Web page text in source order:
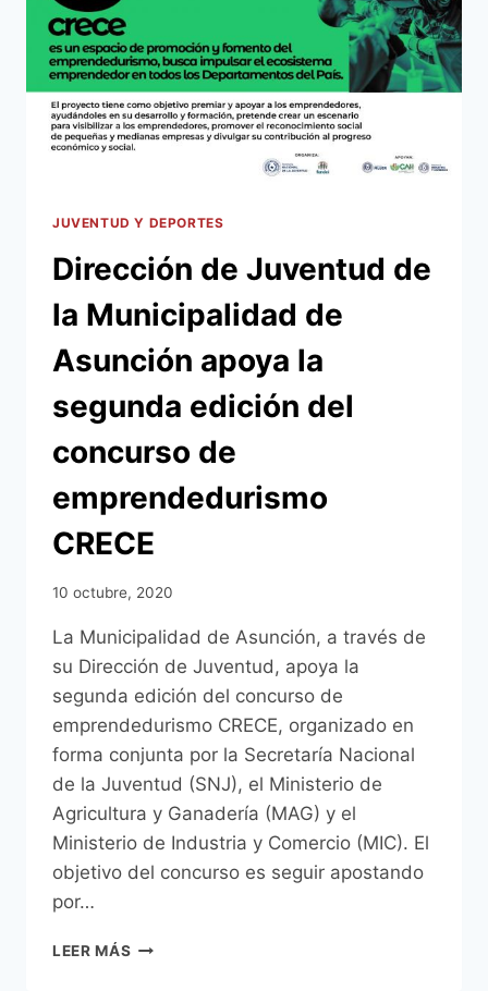
DE
LA
MUNICIPALIDAD
DE
ASUNCIÓN
JUVENTUD Y DEPORTES
Dirección de Juventud de
la Municipalidad de
Asunción apoya la
segunda edición del
concurso de
emprendedurismo
CRECE
10 octubre, 2020
La Municipalidad de Asunción, a través de
su Dirección de Juventud, apoya la
segunda edición del concurso de
emprendedurismo CRECE, organizado en
forma conjunta por la Secretaría Nacional
de la Juventud (SNJ), el Ministerio de
Agricultura y Ganadería (MAG) y el
Ministerio de Industria y Comercio (MIC). El
objetivo del concurso es seguir apostando
por…
LEER MÁS DIRECCIÓN